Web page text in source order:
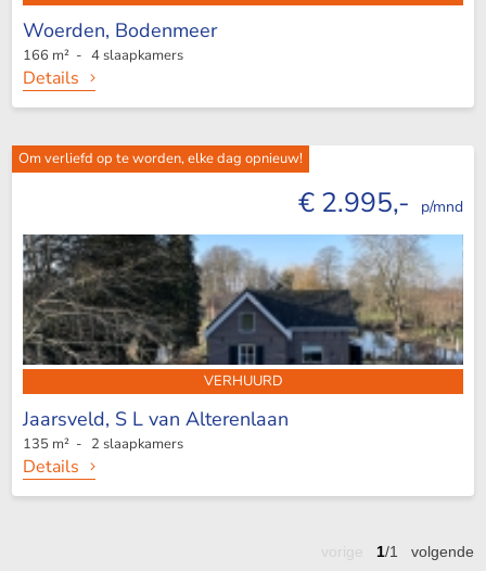
Woerden, Bodenmeer
166 m² - 4 slaapkamers
Details
Om verliefd op te worden, elke dag opnieuw!
€ 2.995,- p/mnd
VERHUURD
Jaarsveld, S L van Alterenlaan
135 m² - 2 slaapkamers
Details
1/1volgende